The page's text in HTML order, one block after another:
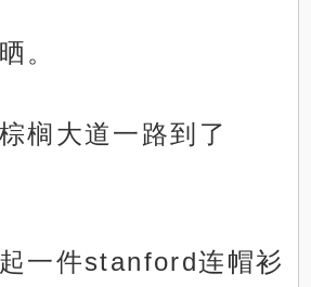
。
榈大道一路到了
一件stanford连帽衫